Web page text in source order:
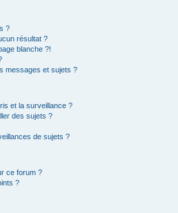
?
résultat ?
blanche ?!
messages et sujets ?
et la surveillance ?
des sujets ?
de sujets ?
ce forum ?
?